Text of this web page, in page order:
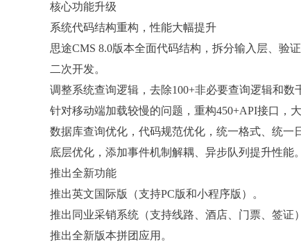
核心功能升级
系统代码结构重构，性能大幅提升
思途CMS 8.0版本全面代码结构，拆分输入层、验
二次开发。
调整系统查询逻辑，去除100+非必要查询逻辑和数
针对移动端加载较慢的问题，重构450+API接口，
数据库查询优化，代码规范优化，统一格式、统一
底层优化，添加事件机制解耦、异步队列提升性能。
推出全新功能
推出英文国际版（支持PC版和小程序版）。
推出同业采销系统（支持线路、酒店、门票、签证
推出全新版本拼团应用。